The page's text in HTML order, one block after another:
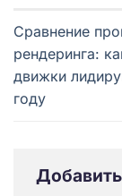
Сравнение
рендеринга:
движки
году